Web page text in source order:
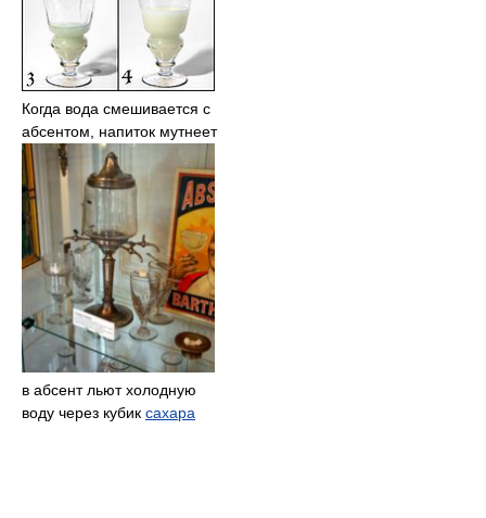
Когда вода смешивается с
абсентом, напиток мутнеет
в абсент льют холодную
воду через кубик сахара